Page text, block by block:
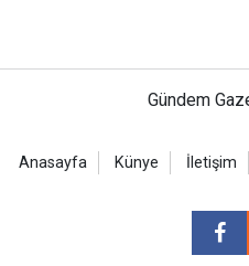
Gündem
Anasayfa Künye İletişim